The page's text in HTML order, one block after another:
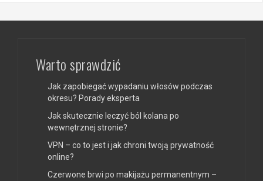
Warto sprawdzić
Jak zapobiegać wypadaniu włosów podczas
okresu? Porady eksperta
Jak skutecznie leczyć ból kolana po
wewnętrznej stronie?
VPN – co to jest i jak chroni twoją prywatność
online?
Czerwone brwi po makijażu permanentnym –